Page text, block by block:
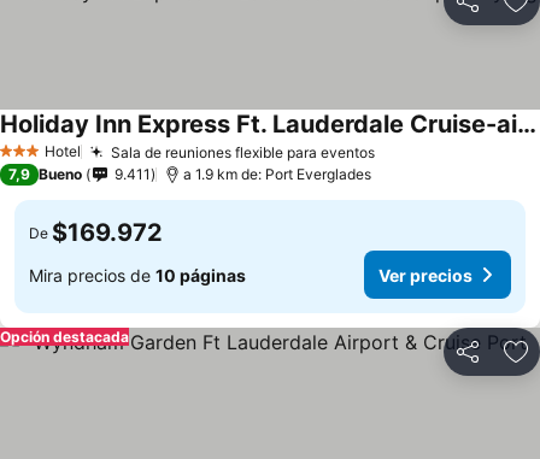
Compartir
3 Estrellas
Hotel Sala de reuniones flexible para eventos
Holiday Inn Express Ft. Lauderdale Cruise-airport By Ihg
7,9 Bueno 9.411 a 1.9 km de: Port Everglades
De $169.972
Mira precios de 10 páginas Ver precios
Compartir
Opción destacada